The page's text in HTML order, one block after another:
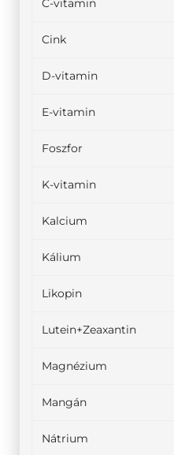
C-vitamin
Cink
D-vitamin
E-vitamin
Foszfor
K-vitamin
Kalcium
Kálium
Likopin
Lutein+Zeaxantin
Magnézium
Mangán
Nátrium